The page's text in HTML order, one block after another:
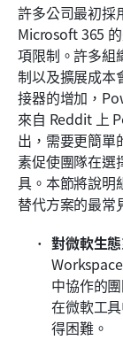
許多公司最初
Microsoft 365
項限制。許多組
制以及擴展成本
接器的增加，
來自 Reddit 上
出，需要更簡單
素促使團隊在選
具。本節將說
替代方案的最常
對微軟生
中協作的
在微軟工
得困難。